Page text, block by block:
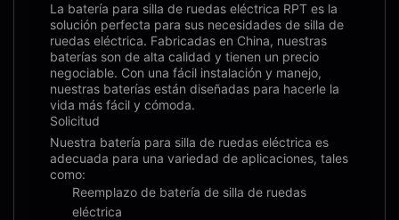
La batería para silla de ruedas eléctrica RPT es la
solución perfecta para sus necesidades de silla de
ruedas eléctrica. Fabricadas en China, nuestras
baterías son de alta calidad y tienen un precio
negociable. Con una fácil instalación y manejo,
nuestras baterías están diseñadas para hacerle la
vida más fácil y cómoda.
Solicitud
Nuestra batería para silla de ruedas eléctrica es
adecuada para una variedad de aplicaciones, tales
como:
Reemplazo de batería de silla de ruedas
eléctrica